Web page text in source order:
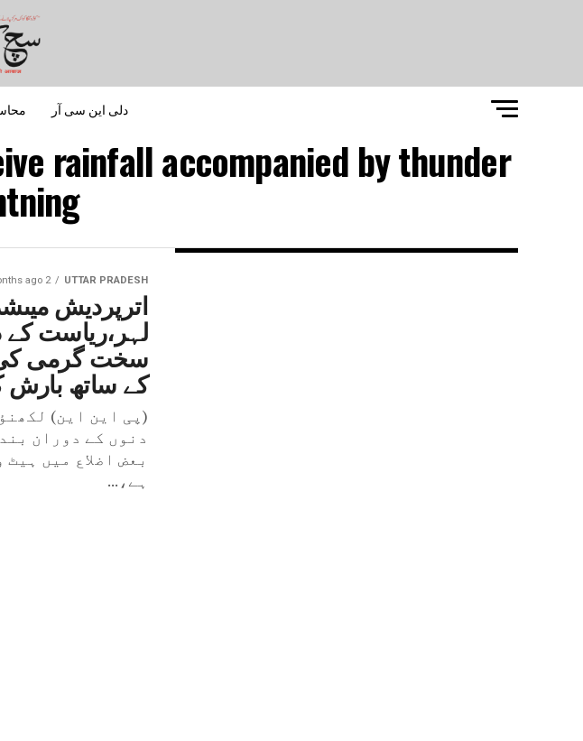
دلی این سی آر
rainfall accompanied by thunder
UTTAR PRADESH
2 months ago
اترپردیش
لہر،ریاست کے
سخت گرمی
کے ساتھ بارش
(پی این این)
دنوں کے دوران
بعض اضلاع میں
ہے،...